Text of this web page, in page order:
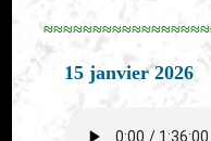
15 janvier 2026